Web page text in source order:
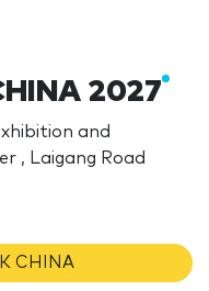
2027
and
, Laigang Road
CHINA